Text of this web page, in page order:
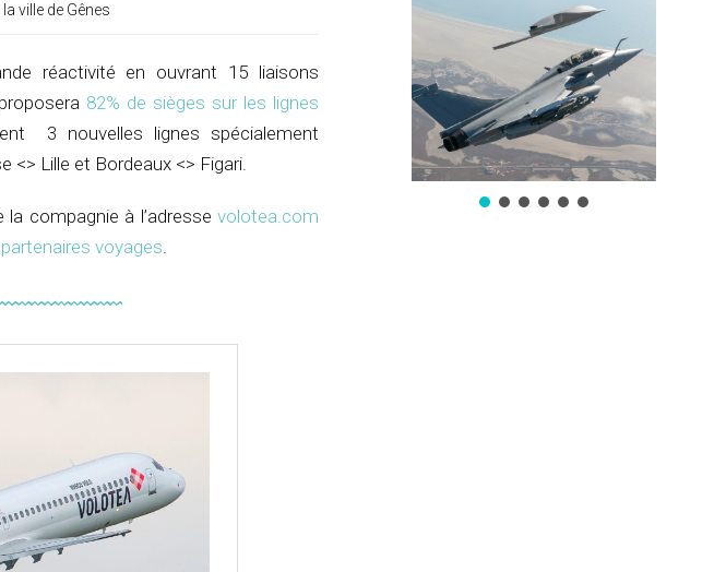
ville de Gênes
réactivité en ouvrant 15 liaisons
82% de sièges sur les lignes
3 nouvelles lignes spécialement
Lille et Bordeaux <> Figari.
compagnie à l’adresse volotea.com
voyages.